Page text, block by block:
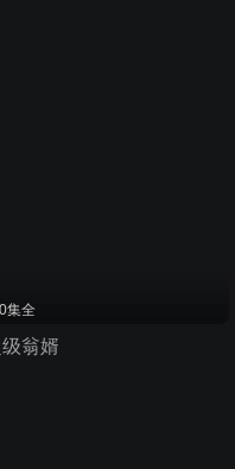
集全
翁婿